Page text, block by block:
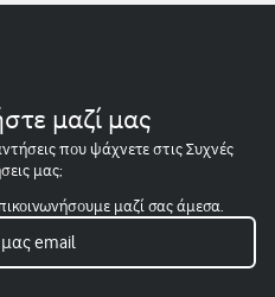
μαζί μας
που ψάχνετε στις Συχνές
μας;
μαζί σας άμεσα.
μας email